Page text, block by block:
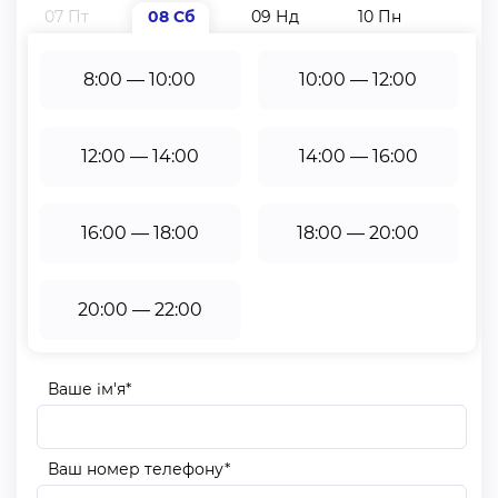
закритий спеціальним коробом. Можуть бути
та місця кріплення.
Зробіть заміри ширини по зовнішніх краях штапика.
розміру кронштейнів, тому буде на 30-46 мм більша.
Габаритна висота штор день-ніч дорівнює габаритній
висоті поворотно-відкидної стулки. Щоб смуги
07 Пт 08 Сб 09 Нд 10 Пн
8:00 — 10:00 10:00 — 12:00
12:00 — 14:00 14:00 — 16:00
16:00 — 18:00 18:00 — 20:00
20:00 — 22:00
Ваше ім'я*
Ваш номер телефону*